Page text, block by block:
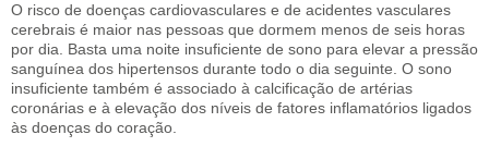
O risco de doenças cardiovasculares e de acidentes vasculares
cerebrais é maior nas pessoas que dormem menos de seis horas
por dia. Basta uma noite insuficiente de sono para elevar a pressão
sanguínea dos hipertensos durante todo o dia seguinte. O sono
insuficiente também é associado à calcificação de artérias
coronárias e à elevação dos níveis de fatores inflamatórios ligados
às doenças do coração.